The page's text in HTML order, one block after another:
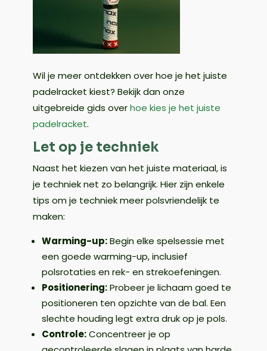
Wil je meer ontdekken over hoe je het juiste
padelracket kiest? Bekijk dan onze
uitgebreide gids overhoe kies je het juiste
padelracket.
Let op je techniek
Naast het kiezen van het juiste materiaal, is
je techniek net zo belangrijk. Hier zijn enkele
tips om je techniek meer polsvriendelijk te
maken:
Warming-up:Begin elke spelsessie met
een goede warming-up, inclusief
polsrotaties en rek- en strekoefeningen.
Positionering:Probeer je lichaam goed te
positioneren ten opzichte van de bal. Een
slechte houding legt extra druk op je pols.
Controle:Concentreer je op